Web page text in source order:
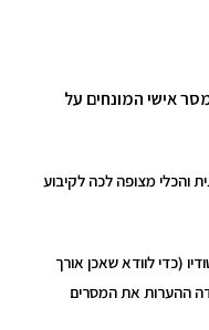
אישי המונחים על
והכלי מצופה לכה לקיבוע
(כדי לוודא שאכן אורך
ההערות את המסרים